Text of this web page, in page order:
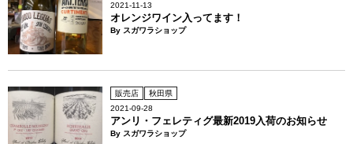
2021-11-13
オレンジワイン入ってます！
By スガワラショップ
販売店
秋田県
2021-09-28
アンリ・フェレティグ最新2019入荷のお知らせ
By スガワラショップ